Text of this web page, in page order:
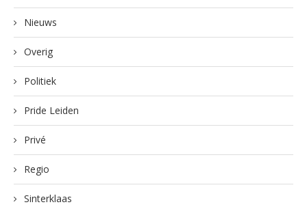
Nieuws
Overig
Politiek
Pride Leiden
Privé
Regio
Sinterklaas